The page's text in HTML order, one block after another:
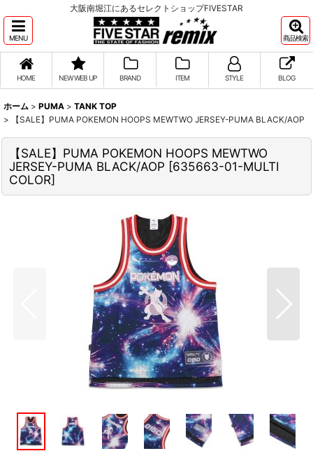
大阪南堀江にあるセレクトショップFIVESTAR
MENU 商品検索
HOME NEW WEB UP BRAND ITEM STYLE BLOG
ホーム > PUMA > TANK TOP
>
【SALE】PUMA POKEMON HOOPS MEWTWO JERSEY-PUMA BLACK/AOP
【SALE】PUMA POKEMON HOOPS MEWTWO
JERSEY-PUMA BLACK/AOP [635663-01-MULTI
COLOR]